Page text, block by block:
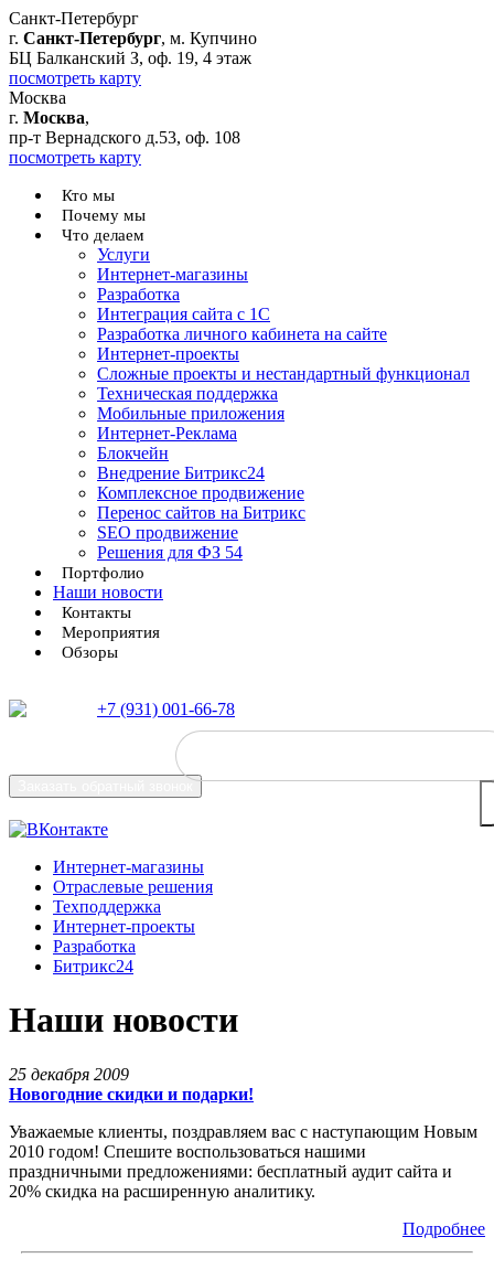
Санкт-Петербург
г. Санкт-Петербург, м. Купчино
БЦ Балканский З, оф. 19, 4 этаж
посмотреть карту
Москва
г. Москва,
пр-т Вернадского д.53, оф. 108
посмотреть карту
Кто мы
Почему мы
Что делаем
Услуги
Интернет-магазины
Разработка
Интеграция сайта с 1С
Разработка личного кабинета на сайте
Интернет-проекты
Сложные проекты и нестандартный функционал
Teхническая поддержка
Мобильные приложения
Интернет-Реклама
Блокчейн
Внедрение Битрикс24
Комплексное продвижение
Перенос сайтов на Битрикс
SEO продвижение
Решения для ФЗ 54
Портфолио
Наши новости
Контакты
Мероприятия
Обзоры
+7 (931) 001-66-78
Интернет-магазины
Отраслевые решения
Техподдержка
Интернет-проекты
Разработка
Битрикс24
Наши новости
25 декабря 2009
Новогодние скидки и подарки!
Уважаемые клиенты, поздравляем вас с наступающим Новым
2010 годом! Спешите воспользоваться нашими
праздничными предложениями: бесплатный аудит сайта и
20% скидка на расширенную аналитику.
Подробнее